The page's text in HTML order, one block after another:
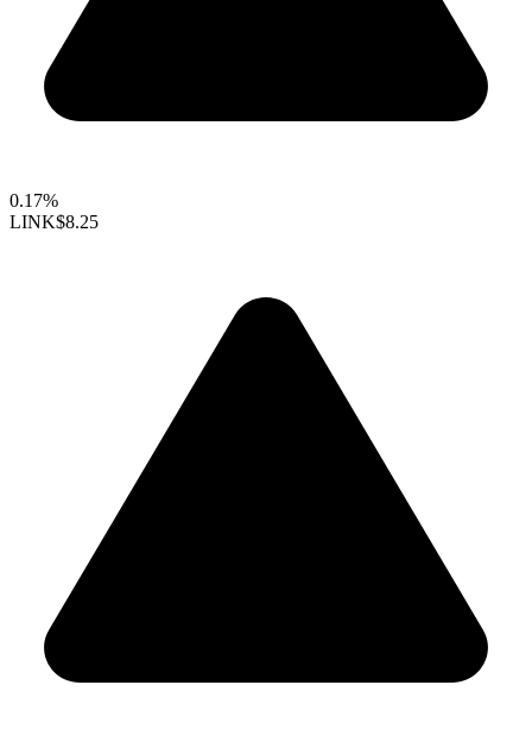
0.17%
LINK$8.25